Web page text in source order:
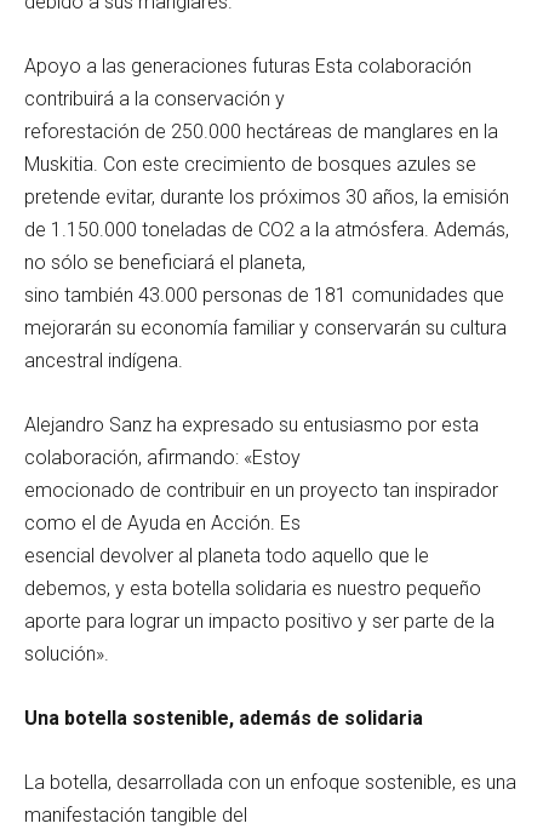
Apoyo a las generaciones futuras Esta colaboración
contribuirá a la conservación y
reforestación de 250.000 hectáreas de manglares en la
Muskitia. Con este crecimiento de bosques azules se
pretende evitar, durante los próximos 30 años, la emisión
de 1.150.000 toneladas de CO2 a la atmósfera. Además,
no sólo se beneficiará el planeta,
sino también 43.000 personas de 181 comunidades que
mejorarán su economía familiar y conservarán su cultura
ancestral indígena.
Alejandro Sanz ha expresado su entusiasmo por esta
colaboración, afirmando: «Estoy
emocionado de contribuir en un proyecto tan inspirador
como el de Ayuda en Acción. Es
esencial devolver al planeta todo aquello que le
debemos, y esta botella solidaria es nuestro pequeño
aporte para lograr un impacto positivo y ser parte de la
solución».
Una botella sostenible, además de solidaria
La botella, desarrollada con un enfoque sostenible, es una
manifestación tangible del